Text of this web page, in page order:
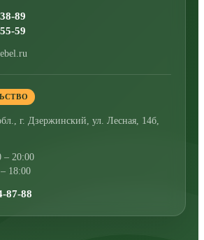
89
59
г. Дзержинский, ул. Лесная, 14б,
– 20:00
18:00
87-88